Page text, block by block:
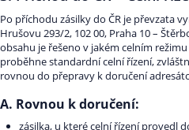
Po příchodu zásilky do ČR je převzata
Hrušovu 293/2, 102 00, Praha 10 –
obsahu je řešeno v jakém celním
proběhne standardní celní řízení,
rovnou do přepravy k doručení
A. Rovnou k doručení:
zásilka, u které celní řízení provedl